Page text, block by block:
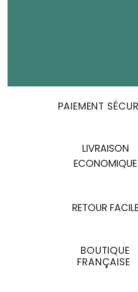
PAIEMENT
LIVRAISON
ECONOMIQUE
RETOUR
BOUTIQUE
FRANÇAISE